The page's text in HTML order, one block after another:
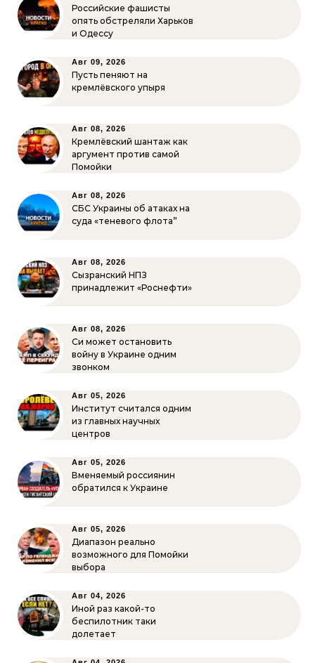
Российские фашисты
опять обстреляли Харьков
и Одессу
Авг 09, 2026
Пусть пеняют на
кремлёвского упыря
Авг 08, 2026
Кремлёвский шантаж как
аргумент против самой
Помойки
Авг 08, 2026
СБС Украины об атаках на
суда «теневого флота”
Авг 08, 2026
Сызранский НПЗ
принадлежит «Роснефти»
Авг 08, 2026
Си может остановить
войну в Украине одним
звонком
Авг 05, 2026
Институт считался одним
из главных научных
центров
Авг 05, 2026
Вменяемый россиянин
обратился к Украине
Авг 05, 2026
Диапазон реально
возможного для Помойки
выбора
Авг 04, 2026
Иной раз какой-то
беспилотник таки
долетает